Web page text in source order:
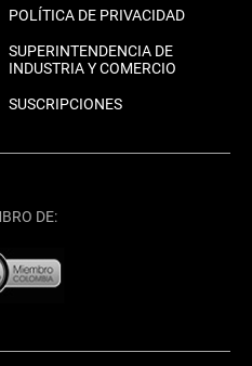
POLÍTICA DE PRIVACIDAD
SUPERINTENDENCIA DE
INDUSTRIA Y COMERCIO
SUSCRIPCIONES
DE: